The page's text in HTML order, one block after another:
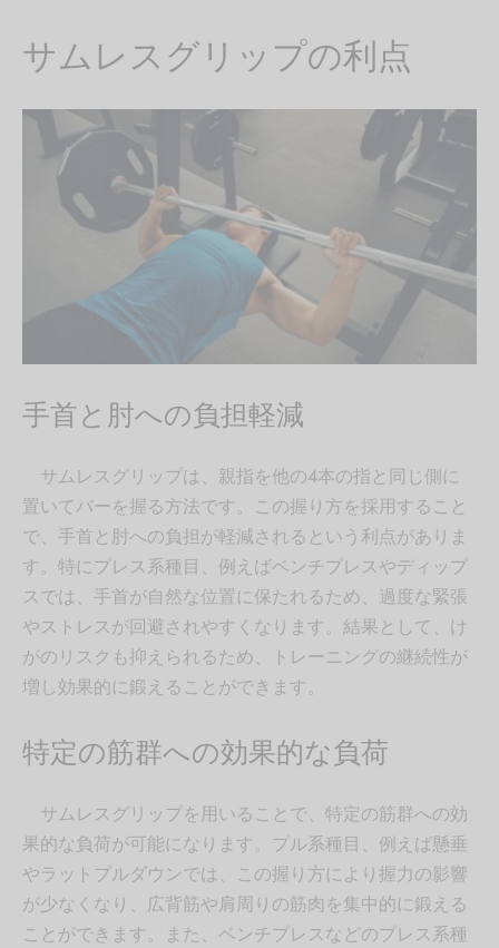
サムレスグリップの利点
手首と肘への負担軽減
サムレスグリップは、親指を他の4本の指と同じ側に
置いてバーを握る方法です。この握り方を採用すること
で、手首と肘への負担が軽減されるという利点がありま
す。特にプレス系種目、例えばベンチプレスやディップ
スでは、手首が自然な位置に保たれるため、過度な緊張
やストレスが回避されやすくなります。結果として、け
がのリスクも抑えられるため、トレーニングの継続性が
増し効果的に鍛えることができます。
特定の筋群への効果的な負荷
サムレスグリップを用いることで、特定の筋群への効
果的な負荷が可能になります。プル系種目、例えば懸垂
やラットプルダウンでは、この握り方により握力の影響
が少なくなり、広背筋や肩周りの筋肉を集中的に鍛える
ことができます。また、ベンチプレスなどのプレス系種